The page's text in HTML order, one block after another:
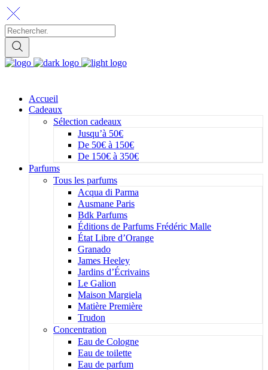
Accueil
Cadeaux
Sélection cadeaux
Jusqu’à 50€
De 50€ à 150€
De 150€ à 350€
Parfums
Tous les parfums
Acqua di Parma
Ausmane Paris
Bdk Parfums
Éditions de Parfums Frédéric Malle
État Libre d’Orange
Granado
James Heeley
Jardins d’Écrivains
Le Galion
Maison Margiela
Matière Première
Trudon
Concentration
Eau de Cologne
Eau de toilette
Eau de parfum